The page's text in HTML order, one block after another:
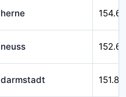
herne
neuss
darmstadt